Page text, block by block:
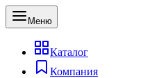
Меню
Каталог
Компания